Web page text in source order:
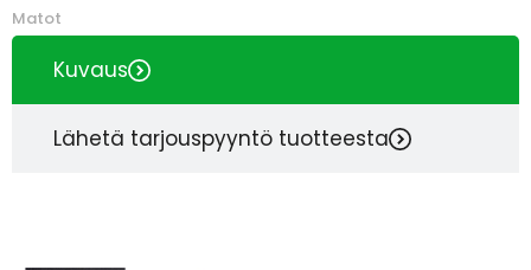
Matot
Kuvaus
Lähetä tarjouspyyntö tuotteesta